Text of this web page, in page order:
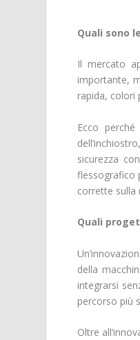
Quali sono
Il mercato
importante,
rapida, colori
Ecco
sicurezza
flessografico
corrette sulla
Quali
della
integrarsi
percorso più
Oltre